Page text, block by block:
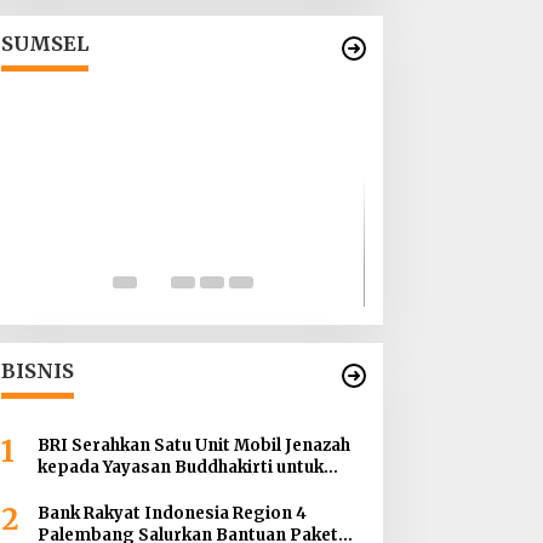
SUMSEL
Penghentian Operasional
Galian Tanpa Izin di Sekitar
Jembatan Sei Siarak, Desa
Di Berita, Sumsel
BISNIS
1
BRI Serahkan Satu Unit Mobil Jenazah
kepada Yayasan Buddhakirti untuk
2
Bank Rakyat Indonesia Region 4
Palembang Salurkan Bantuan Paket